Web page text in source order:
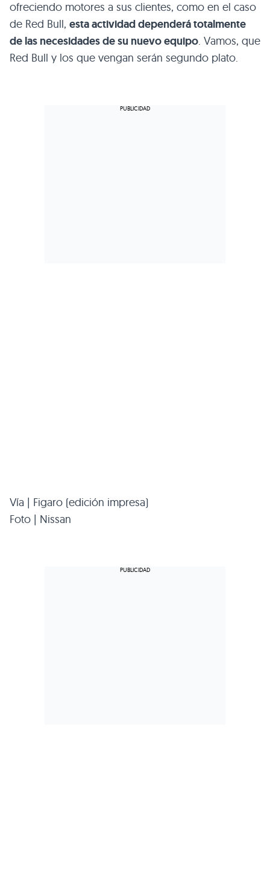
ofreciendo motores a sus clientes, como en el caso
de Red Bull, esta actividad dependerá totalmente
de las necesidades de su nuevo equipo. Vamos, que
Red Bull y los que vengan serán segundo plato.
Vía | Figaro (edición impresa)
Foto | Nissan